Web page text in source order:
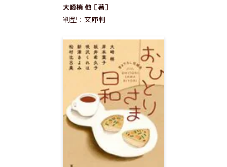
大崎梢 他［著］
判型：文庫判